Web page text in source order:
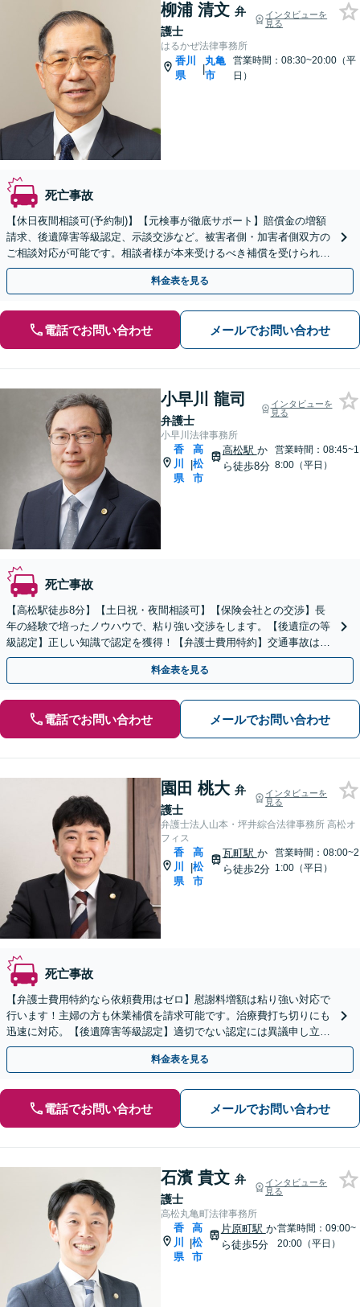
柳浦 清文 弁
護士
インタビューを
見る
はるかぜ法律事務所
香川
県
|
丸亀
市
営業時間：08:30~20:00（平
日）
死亡事故
【休日夜間相談可(予約制)】【元検事が徹底サポート】賠償金の増額
請求、後遺障害等級認定、示談交渉など。被害者側・加害者側双方の
ご相談対応が可能です。相談者様が本来受けるべき補償を受けられる
よう、お気持ちに寄り添いつつサポートいたします。
料金表を見る
電話でお問い合わせ メールでお問い合わせ
小早川 龍司
弁護士
インタビューを
見る
小早川法律事務所
香
川
県
|
高
松
市
高松駅 か
ら徒歩8分
営業時間：08:45~1
8:00（平日）
死亡事故
【高松駅徒歩8分】【土日祝・夜間相談可】【保険会社との交渉】長
年の経験で培ったノウハウで、粘り強い交渉をします。【後遺症の等
級認定】正しい知識で認定を獲得！【弁護士費用特約】交通事故は迅
速対応で結果が変わるので、お早めにご相談ください
料金表を見る
電話でお問い合わせ メールでお問い合わせ
園田 桃大 弁
護士
インタビューを
見る
弁護士法人山本・坪井綜合法律事務所 高松オ
フィス
香
川
県
|
高
松
市
瓦町駅 か
ら徒歩2分
営業時間：08:00~2
1:00（平日）
死亡事故
【弁護士費用特約なら依頼費用はゼロ】慰謝料増額は粘り強い対応で
行います！主婦の方も休業補償を請求可能です。治療費打ち切りにも
迅速に対応。【後遺障害等級認定】適切でない認定には異議申し立て
を！【瓦町駅徒歩2分】
料金表を見る
電話でお問い合わせ メールでお問い合わせ
石濱 貴文 弁
護士
インタビューを
見る
高松丸亀町法律事務所
香
川
県
|
高
松
市
片原町駅 か
ら徒歩5分
営業時間：09:00~
20:00（平日）